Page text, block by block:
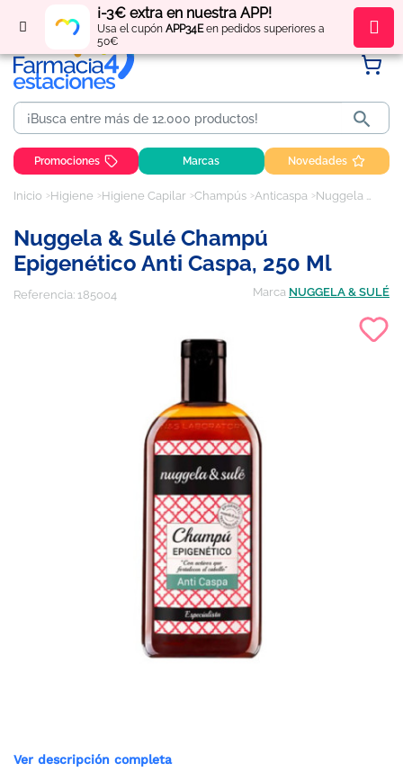
¡-3€ extra en nuestra APP!
Usa el cupón APP34Een pedidos superiores a
50€
Regístratey obténpuntos por tus compras

Promociones Marcas Novedades
Inicio Higiene Higiene Capilar Champús Anticaspa Nuggela & Sulé champú epigenético anti caspa, 250 ml
Nuggela & Sulé Champú
Epigenético Anti Caspa, 250 Ml
Referencia: 185004 Marca NUGGELA & SULÉ
Ver descripción completa